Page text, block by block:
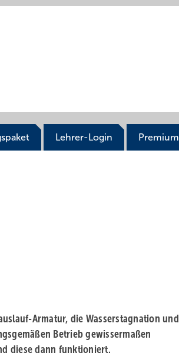
Lehrer-Login Premium
Armatur, die Wasserstagnation und
Betrieb gewissermaßen
diese dann funktioniert.